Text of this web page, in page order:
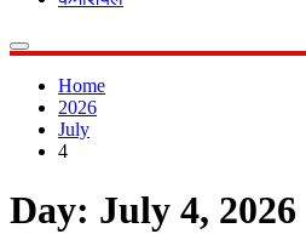
Home
2026
July
4
Day: July 4, 2026